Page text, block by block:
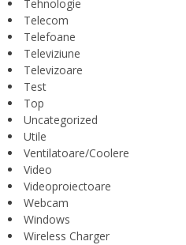
Tehnologie
Telecom
Telefoane
Televiziune
Televizoare
Test
Top
Uncategorized
Utile
Ventilatoare/Coolere
Video
Videoproiectoare
Webcam
Windows
Wireless Charger